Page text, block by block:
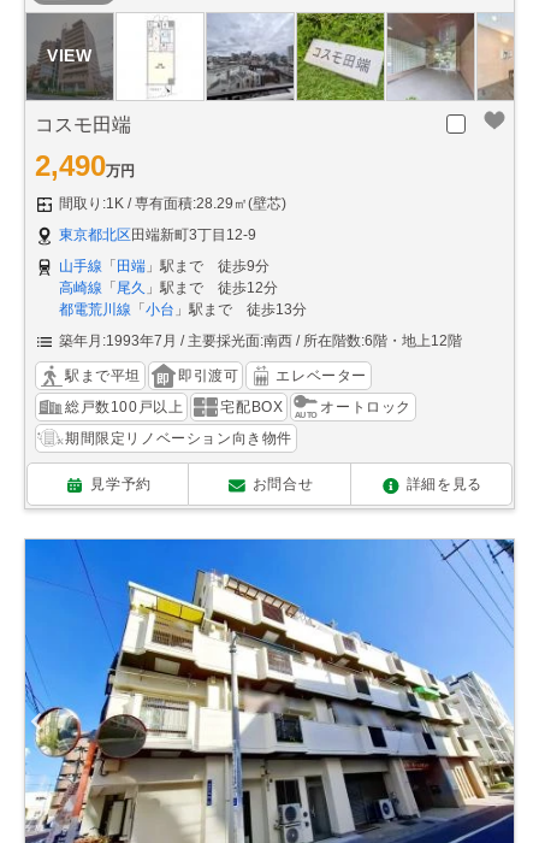
コスモ田端
2,490万円
間取り:1K
専有面積:28.29㎡(壁芯)
東京都北区田端新町3丁目12-9
山手線 「田端 」駅まで 徒歩9分
高崎線 「尾久 」駅まで 徒歩12分
都電荒川線 「小台 」駅まで 徒歩13分
築年月:1993年7月
主要採光面:南西 所在階数:6階・地上12階
駅まで平坦 即引渡可
エレベーター
総戸数100戸以上
宅配BOX
オートロック
期間限定リノベーション向き物件
見学予約 お問合せ 詳細を見る